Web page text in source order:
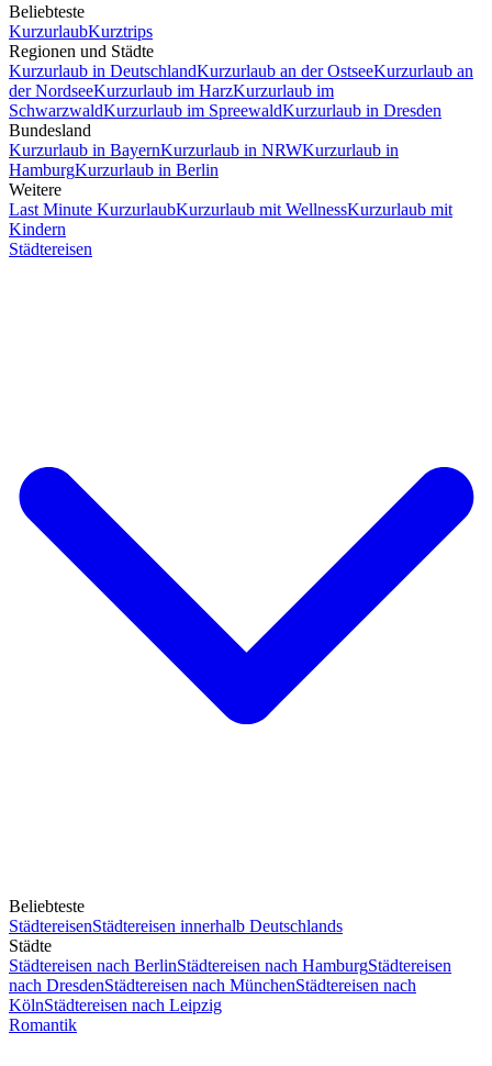
Beliebteste
KurzurlaubKurztrips
Regionen und Städte
Kurzurlaub in DeutschlandKurzurlaub an der OstseeKurzurlaub an
der NordseeKurzurlaub im HarzKurzurlaub im
SchwarzwaldKurzurlaub im SpreewaldKurzurlaub in Dresden
Bundesland
Kurzurlaub in BayernKurzurlaub in NRWKurzurlaub in
HamburgKurzurlaub in Berlin
Weitere
Last Minute KurzurlaubKurzurlaub mit WellnessKurzurlaub mit
Kindern
Städtereisen
Beliebteste
StädtereisenStädtereisen innerhalb Deutschlands
Städte
Städtereisen nach BerlinStädtereisen nach HamburgStädtereisen
nach DresdenStädtereisen nach MünchenStädtereisen nach
KölnStädtereisen nach Leipzig
Romantik